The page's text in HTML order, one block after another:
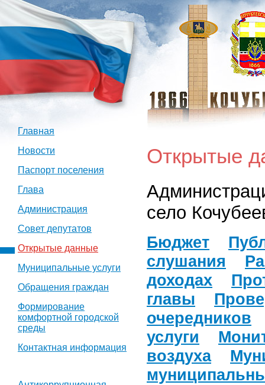
Главная
Новости
Паспорт поселения
Глава
Администрация
Совет депутатов
Открытые данные
Муниципальные услуги
Обращения граждан
Формирование
комфортной городской
среды
Контактная информация
Открытые
село
Бюджет
слушания
доходах
главы
очередников
услуги
воздуха